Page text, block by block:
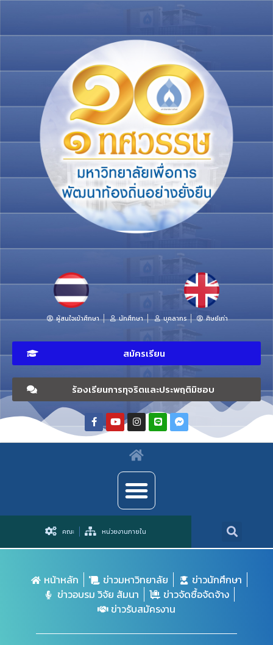
ผู้สนใจเข้าศึกษา นักศึกษา บุคลากร ศิษย์เก่า
สมัครเรียน
ร้องเรียนการทุจริตและประพฤติมิชอบ
คณะ หน่วยงานภายใน
หน้าหลัก ข่าวมหาวิทยาลัย
ข่าวนักศึกษา
ข่าวอบรม วิจัย สัมนา
ข่าวจัดซื้อจัดจ้าง
ข่าวรับสมัครงาน